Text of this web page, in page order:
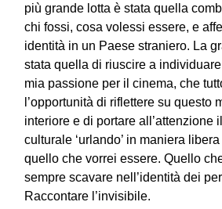
più grande lotta è stata quella
chi fossi, cosa volessi essere, e
identità in un Paese straniero. La
stata quella di riuscire a
mia passione per il cinema, che
l’opportunità di riflettere su questo
interiore e di portare all’attenzione
culturale ‘urlando’ in maniera
quello che vorrei essere. Quello
sempre scavare nell’identità dei
Raccontare l’invisibile.